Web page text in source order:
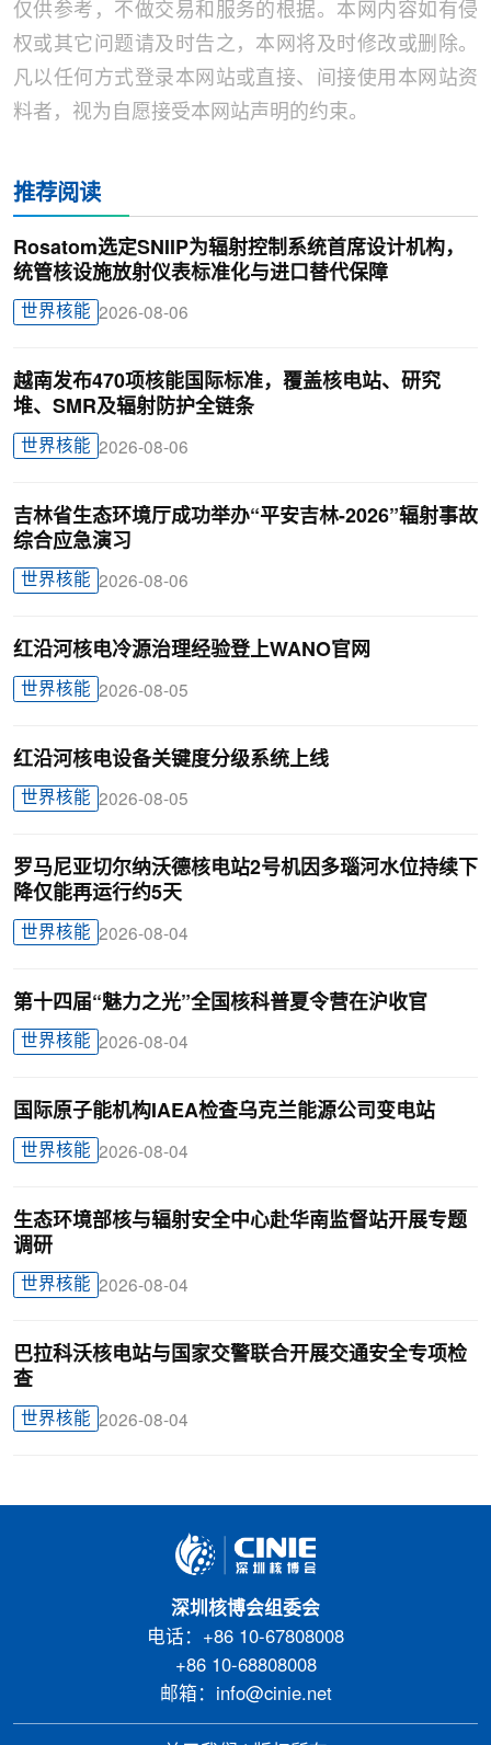
仅供参考，不做交易和服务的根据。本网内容如有侵
权或其它问题请及时告之，本网将及时修改或删除。
凡以任何方式登录本网站或直接、间接使用本网站资
料者，视为自愿接受本网站声明的约束。
推荐阅读
Rosatom选定SNIIP为辐射控制系统首席设计机构，
统管核设施放射仪表标准化与进口替代保障
世界核能 2026-08-06
越南发布470项核能国际标准，覆盖核电站、研究
堆、SMR及辐射防护全链条
世界核能 2026-08-06
吉林省生态环境厅成功举办“平安吉林-2026”辐射事故
综合应急演习
世界核能 2026-08-06
红沿河核电冷源治理经验登上WANO官网
世界核能 2026-08-05
红沿河核电设备关键度分级系统上线
世界核能 2026-08-05
罗马尼亚切尔纳沃德核电站2号机因多瑙河水位持续下
降仅能再运行约5天
世界核能 2026-08-04
第十四届“魅力之光”全国核科普夏令营在沪收官
世界核能 2026-08-04
国际原子能机构IAEA检查乌克兰能源公司变电站
世界核能 2026-08-04
生态环境部核与辐射安全中心赴华南监督站开展专题
调研
世界核能 2026-08-04
巴拉科沃核电站与国家交警联合开展交通安全专项检
查
世界核能 2026-08-04
深圳核博会组委会
电话：+86 10-67808008
+86 10-68808008
邮箱：info@cinie.net